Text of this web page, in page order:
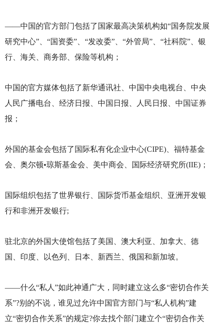
——中国的官方部门包括了国家最高决策机构如“国务院发展
研究中心”、“国资委”、“发改委”、“外管局”、“社科院”、银
行、海关、商务部、保险等机构；
中国的官方媒体包括了新华通讯社、中国中央电视台、中央
人民广播电台、经济日报、中国日报、人民日报、中国证券
报；
外国的基金会包括了国际私有化企业中心(CIPE)、福特基金
会、奥尔顿•琼斯基金会、美中商会、国际经济研究所(IIE)；
国际组织包括了世界银行、国际货币基金组织、亚洲开发银
行和非洲开发银行;
驻北京的外国大使馆包括了美国、澳大利亚、加拿大、德
国、印度、以色列、日本、新西兰、俄国和新加坡。
——什么“私人”如此神通广大，同时建立这么多“密切合作关
系”?别的不说，谁见过允许中国官方部门与“私人机构”建
立“密切合作关系”的规定?你去找个部门建立个“密切合作关